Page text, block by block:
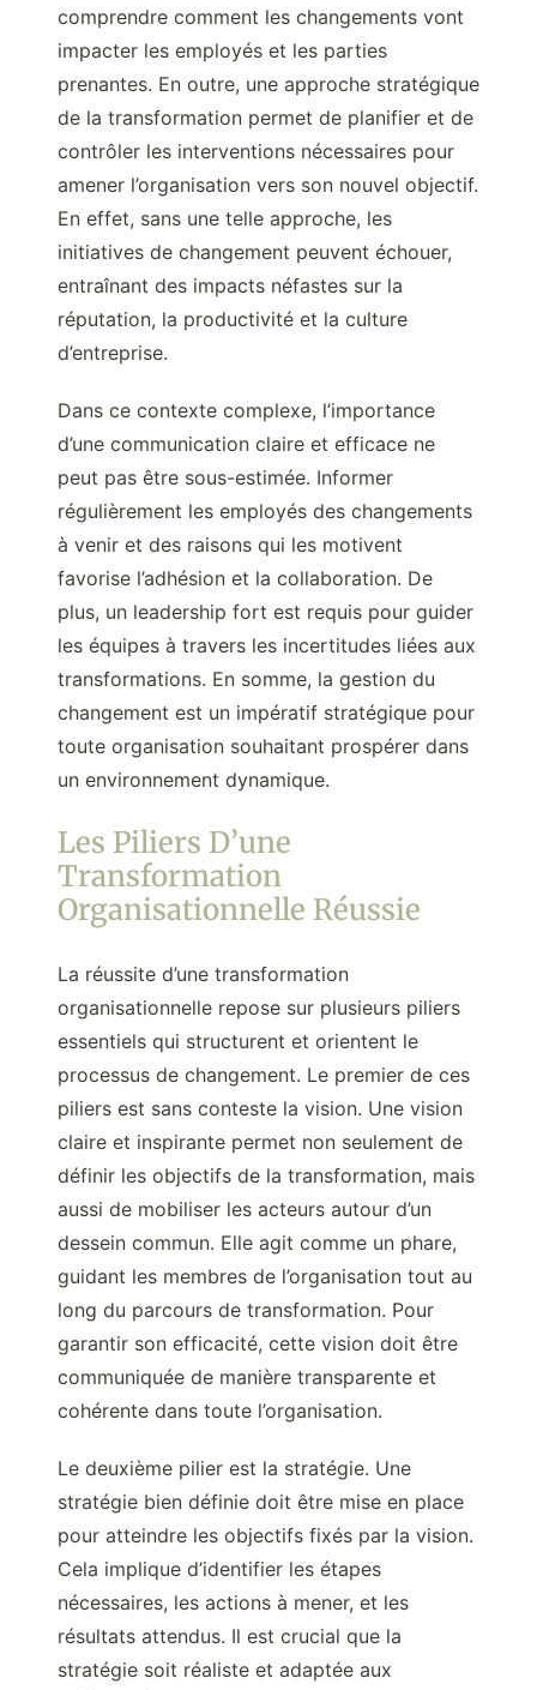
comprendre comment les changements vont
impacter les employés et les parties
prenantes. En outre, une approche stratégique
de la transformation permet de planifier et de
contrôler les interventions nécessaires pour
amener l’organisation vers son nouvel objectif.
En effet, sans une telle approche, les
initiatives de changement peuvent échouer,
entraînant des impacts néfastes sur la
réputation, la productivité et la culture
d’entreprise.
Dans ce contexte complexe, l’importance
d’une communication claire et efficace ne
peut pas être sous-estimée. Informer
régulièrement les employés des changements
à venir et des raisons qui les motivent
favorise l’adhésion et la collaboration. De
plus, un leadership fort est requis pour guider
les équipes à travers les incertitudes liées aux
transformations. En somme, la gestion du
changement est un impératif stratégique pour
toute organisation souhaitant prospérer dans
un environnement dynamique.
Les Piliers D’une
Transformation
Organisationnelle Réussie
La réussite d’une transformation
organisationnelle repose sur plusieurs piliers
essentiels qui structurent et orientent le
processus de changement. Le premier de ces
piliers est sans conteste la vision. Une vision
claire et inspirante permet non seulement de
définir les objectifs de la transformation, mais
aussi de mobiliser les acteurs autour d’un
dessein commun. Elle agit comme un phare,
guidant les membres de l’organisation tout au
long du parcours de transformation. Pour
garantir son efficacité, cette vision doit être
communiquée de manière transparente et
cohérente dans toute l’organisation.
Le deuxième pilier est la stratégie. Une
stratégie bien définie doit être mise en place
pour atteindre les objectifs fixés par la vision.
Cela implique d’identifier les étapes
nécessaires, les actions à mener, et les
résultats attendus. Il est crucial que la
stratégie soit réaliste et adaptée aux